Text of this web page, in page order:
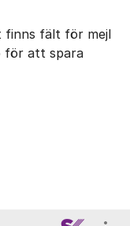
finns fält för mejl
för att spara